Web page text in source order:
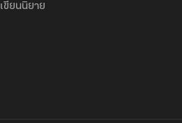
เขียนนิยาย